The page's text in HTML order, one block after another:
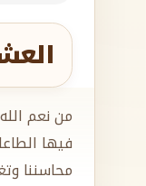
من نعم
فيها
محاسننا